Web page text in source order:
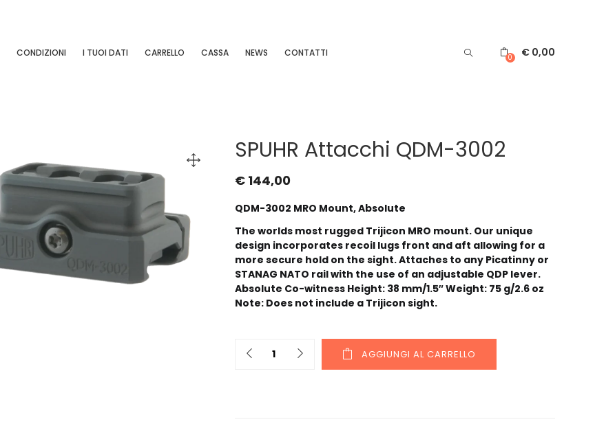
CONDIZIONI I TUOI DATI CARRELLO CASSA NEWS CONTATTI 0 €0,00
SPUHR Attacchi QDM-3002
€ 144,00
QDM-3002 MRO Mount, Absolute
The worlds most rugged Trijicon MRO mount. Our unique
design incorporates recoil lugs front and aft allowing for a
more secure hold on the sight. Attaches to any Picatinny or
STANAG NATO rail with the use of an adjustable QDP lever.
Absolute Co-witness Height: 38 mm/1.5″ Weight: 75 g/2.6 oz
Note: Does not include a Trijicon sight.
Quantity
AGGIUNGI AL CARRELLO